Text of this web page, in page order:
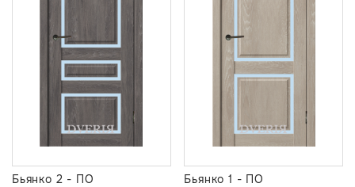
Бьянко 2 - ПО Бьянко 1 - ПО